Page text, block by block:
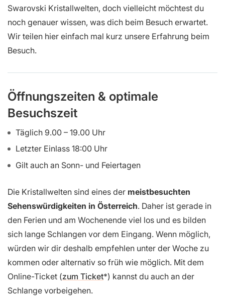
Swarovski Kristallwelten, doch vielleicht möchtest du
noch genauer wissen, was dich beim Besuch erwartet.
Wir teilen hier einfach mal kurz unsere Erfahrung beim
Besuch.
Öffnungszeiten & optimale
Besuchszeit
Täglich 9.00 – 19.00 Uhr
Letzter Einlass 18:00 Uhr
Gilt auch an Sonn- und Feiertagen
Die Kristallwelten sind eines der meistbesuchten
Sehenswürdigkeiten in Österreich. Daher ist gerade in
den Ferien und am Wochenende viel los und es bilden
sich lange Schlangen vor dem Eingang. Wenn möglich,
würden wir dir deshalb empfehlen unter der Woche zu
kommen oder alternativ so früh wie möglich. Mit dem
Online-Ticket (zum Ticket ) kannst du auch an der
Schlange vorbeigehen.